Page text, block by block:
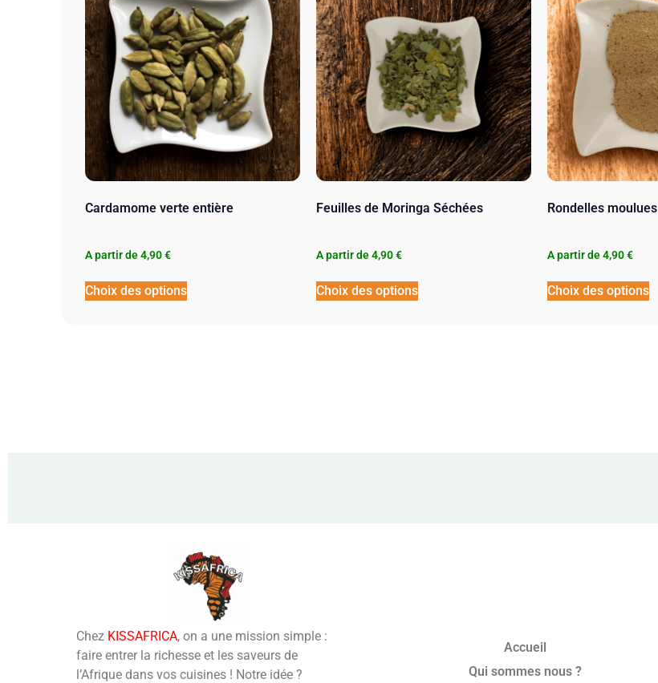
Cardamome verte entière
A partir de 4,90€
Choix des options
Feuilles de Moringa Séchées
A partir de4,90€
Choix des options
Rondelles
A partir de4,90€
Choix des options
Chez KISSAFRICA, on a une mission simple :
faire entrer la richesse et les saveurs de
l’Afrique dans vos cuisines ! Notre idée ?
Accueil
Qui sommes nous ?